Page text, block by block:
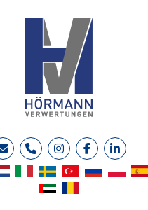
E-MailTelefoninstagramfacebooklinkedin